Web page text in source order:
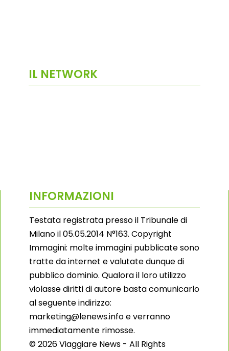
IL NETWORK
INFORMAZIONI
Testata registrata presso il Tribunale di
Milano il 05.05.2014 N°163. Copyright
Immagini: molte immagini pubblicate sono
tratte da internet e valutate dunque di
pubblico dominio. Qualora il loro utilizzo
violasse diritti di autore basta comunicarlo
al seguente indirizzo:
marketing@lenews.info e verranno
immediatamente rimosse.
© 2026 Viaggiare News - All Rights